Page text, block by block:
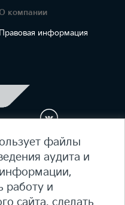
компании
Правовая информация
файлы
аудита и
информации,
работу и
сайта, сделать